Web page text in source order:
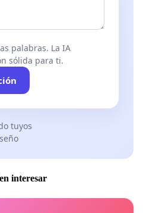
palabras. La IA
sólida para ti.
tuyos
interesar